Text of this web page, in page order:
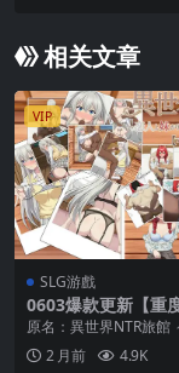
相关文章
VIP
SLG游戲
0603爆款更新【重
世界NTR旅馆 ～恋
不知不觉间被夺走
【官方中文】
原名：異世界NTR旅館
が知らない間に奪われ
【イセヤド】 ■...
2 月前 4.9K